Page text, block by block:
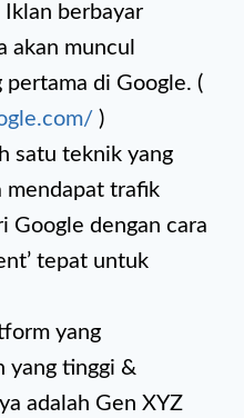
Iklan berbayar
akan muncul
pertama di Google. (
)
satu teknik yang
mendapat trafik
Google dengan cara
tepat untuk
yang
yang tinggi &
adalah Gen XYZ